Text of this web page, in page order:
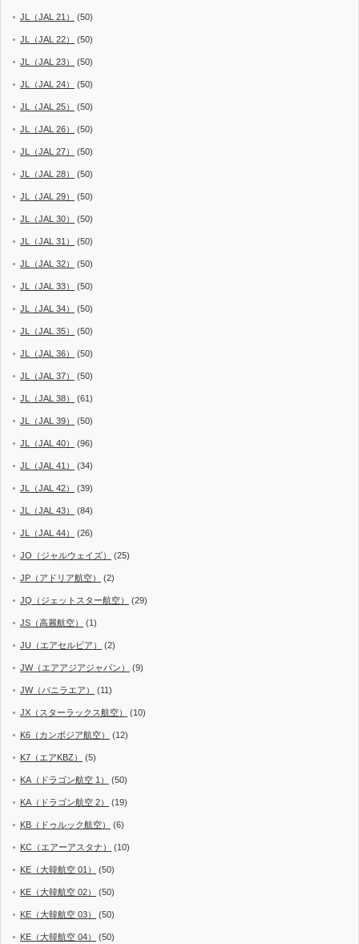
JL（JAL 21） (50)
JL（JAL 22） (50)
JL（JAL 23） (50)
JL（JAL 24） (50)
JL（JAL 25） (50)
JL（JAL 26） (50)
JL（JAL 27） (50)
JL（JAL 28） (50)
JL（JAL 29） (50)
JL（JAL 30） (50)
JL（JAL 31） (50)
JL（JAL 32） (50)
JL（JAL 33） (50)
JL（JAL 34） (50)
JL（JAL 35） (50)
JL（JAL 36） (50)
JL（JAL 37） (50)
JL（JAL 38） (61)
JL（JAL 39） (50)
JL（JAL 40） (96)
JL（JAL 41） (34)
JL（JAL 42） (39)
JL（JAL 43） (84)
JL（JAL 44） (26)
JO（ジャルウェイズ） (25)
JP（アドリア航空） (2)
JQ（ジェットスター航空） (29)
JS（高麗航空） (1)
JU（エアセルビア） (2)
JW（エアアジアジャパン） (9)
JW（バニラエア） (11)
JX（スターラックス航空） (10)
K6（カンボジア航空） (12)
K7（エアKBZ） (5)
KA（ドラゴン航空 1） (50)
KA（ドラゴン航空 2） (19)
KB（ドゥルック航空） (6)
KC（エアーアスタナ） (10)
KE（大韓航空 01） (50)
KE（大韓航空 02） (50)
KE（大韓航空 03） (50)
KE（大韓航空 04） (50)